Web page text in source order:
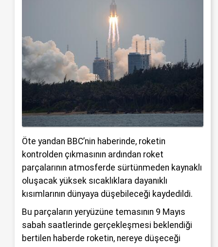
Öte yandan BBC’nin haberinde, roketin
kontrolden çıkmasının ardından roket
parçalarının atmosferde sürtünmeden kaynaklı
oluşacak yüksek sıcaklıklara dayanıklı
kısımlarının dünyaya düşebileceği kaydedildi.
Bu parçaların yeryüzüne temasının 9 Mayıs
sabah saatlerinde gerçekleşmesi beklendiği
bertilen haberde roketin, nereye düşeceği